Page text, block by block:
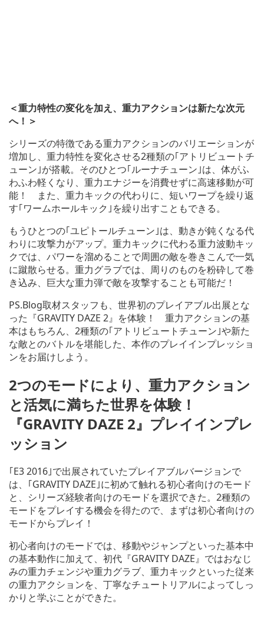
＜重力特性の変化を加え、重力アクションは新たな次元
へ！＞
シリーズの特徴である重力アクションのバリエーションが
増加し、重力特性を変化させる2種類の｢アトリビュートチ
ューン｣が搭載。そのひとつ｢ルーナチューン｣は、体がふ
わふわ軽くなり、重力エナジーを消費せずに高速移動が可
能！ また、重力キックの代わりに、短いワープを繰り返
す｢ワームホールキック｣を繰り出すこともできる。
もうひとつの｢ユピトールチューン｣は、動きが鈍くなる代
わりに攻撃力がアップ。重力キックに代わる重力波動キッ
クでは、パワーを溜めることで周囲の敵を巻きこんで一気
に蹴散らせる。重力グラブでは、周りのものを粉砕して巻
き込み、巨大な重力弾で敵を攻撃することも可能だ！
PS.Blog取材スタッフも、世界初のプレイアブル出展とな
った『GRAVITY DAZE 2』を体験！ 重力アクションの基
本はもちろん、2種類の｢アトリビュートチューン｣や新た
な敵とのバトルを堪能した、本作のプレイインプレッショ
ンをお届けしよう。
2つのモードにより、重力アクション
と活気に満ちた世界を体験！
『GRAVITY DAZE 2』プレイインプレ
ッション
｢E3 2016｣で出展されていたプレイアブルバージョンで
は、｢GRAVITY DAZE｣に初めて触れる初心者向けのモード
と、シリーズ経験者向けのモードを選択できた。2種類の
モードをプレイする機会を得たので、まずは初心者向けの
モードからプレイ！
初心者向けのモードでは、移動やジャンプといった基本中
の基本動作に加えて、初代『GRAVITY DAZE』ではおなじ
みの重力チェンジや重力グラブ、重力キックといった従来
の重力アクションを、丁寧なチュートリアルによってしっ
かりと学ぶことができた。